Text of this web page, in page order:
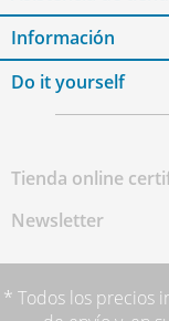
Información
Do it yourself
Tienda online
Newsletter
* Todos los precios